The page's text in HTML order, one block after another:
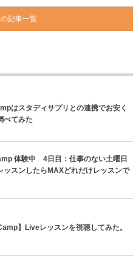
記事一覧
はスタディサプリとの連携でお安く
てみた
体験中 4日目：仕事のない土曜日
ッスンしたらMAXどれだけレッスンで
】Liveレッスンを視聴してみた。